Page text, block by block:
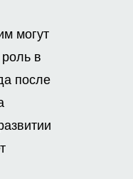
могут
в
после